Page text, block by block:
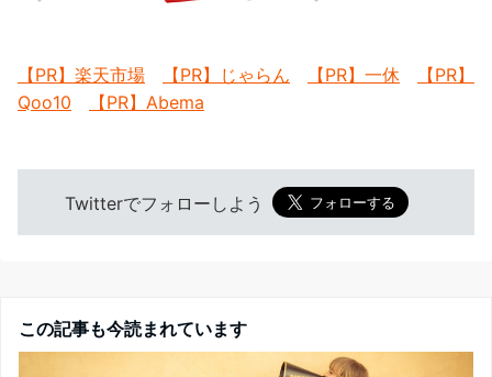
【PR】楽天市場 【PR】じゃらん 【PR】一休
【PR】
Qoo10
【PR】Abema
Twitterでフォローしよう
この記事も今読まれています